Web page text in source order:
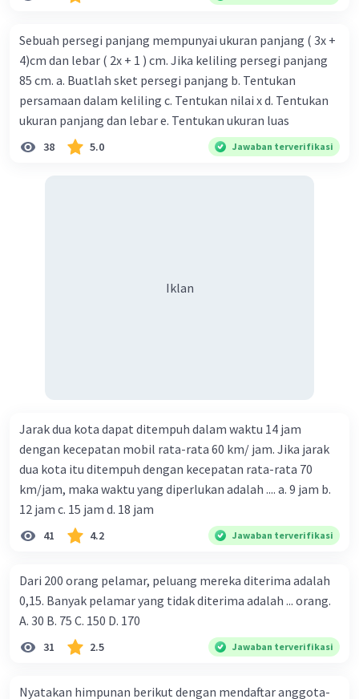
Sebuah persegi panjang mempunyai ukuran panjang ( 3x +
4)cm dan lebar ( 2x + 1 ) cm. Jika keliling persegi panjang
85 cm. a. Buatlah sket persegi panjang b. Tentukan
persamaan dalam keliling c. Tentukan nilai x d. Tentukan
ukuran panjang dan lebar e. Tentukan ukuran luas
38 5.0 Jawaban terverifikasi
Iklan
Jarak dua kota dapat ditempuh dalam waktu 14 jam
dengan kecepatan mobil rata-rata 60 km/ jam. Jika jarak
dua kota itu ditempuh dengan kecepatan rata-rata 70
km/jam, maka waktu yang diperlukan adalah .... a. 9 jam b.
12 jam c. 15 jam d. 18 jam
41 4.2 Jawaban terverifikasi
Dari 200 orang pelamar, peluang mereka diterima adalah
0,15. Banyak pelamar yang tidak diterima adalah ... orang.
A. 30 B. 75 C. 150 D. 170
31 2.5 Jawaban terverifikasi
Nyatakan himpunan berikut dengan mendaftar anggota-